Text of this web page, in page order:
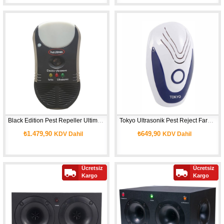
Black Edition Pest Repeller Ultimate Fare Kovucu Haşere Kovucu
₺1.479,90 KDV Dahil ₺649,90KDV Dahil
Ücretsiz
Kargo
Ücretsiz
Kargo